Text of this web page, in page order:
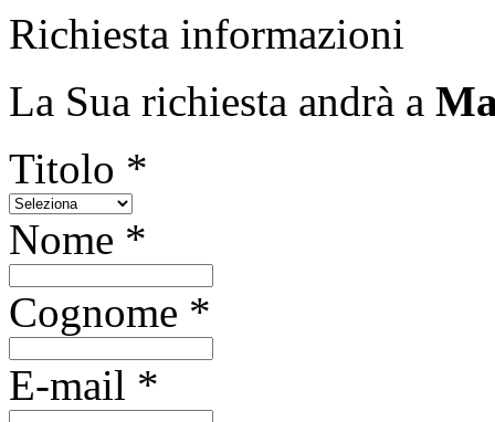
Richiesta informazioni
La Sua richiesta andrà a
Titolo *
Nome *
Cognome *
E-mail *